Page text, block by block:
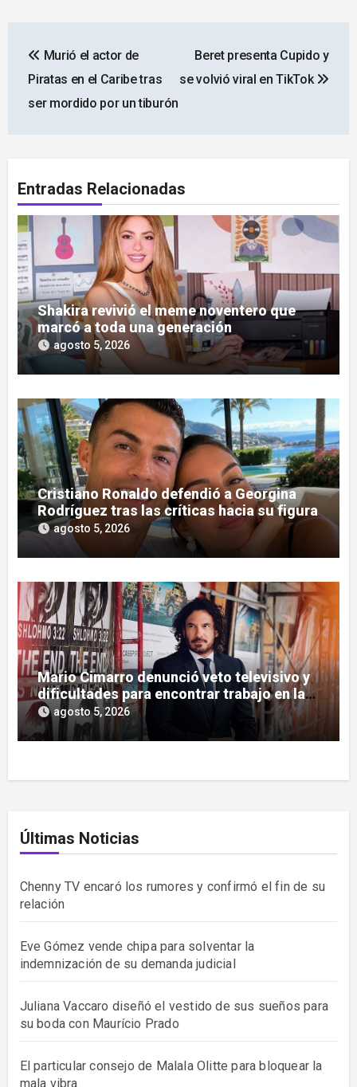
de
entradas
Murió el actor de
Piratas en el Caribe tras
ser mordido por un tiburón
Beret presenta Cupido y
se volvió viral en TikTok
Entradas Relacionadas
Shakira revivió el meme noventero que
marcó a toda una generación
agosto 5, 2026
Cristiano Ronaldo defendió a Georgina
Rodríguez tras las críticas hacia su figura
agosto 5, 2026
Mario Cimarro denunció veto televisivo y
dificultades para encontrar trabajo en la
actuación
agosto 5, 2026
Últimas Noticias
Chenny TV encaró los rumores y confirmó el fin de su
relación
Eve Gómez vende chipa para solventar la
indemnización de su demanda judicial
Juliana Vaccaro diseñó el vestido de sus sueños para
su boda con Maurício Prado
El particular consejo de Malala Olitte para bloquear la
mala vibra